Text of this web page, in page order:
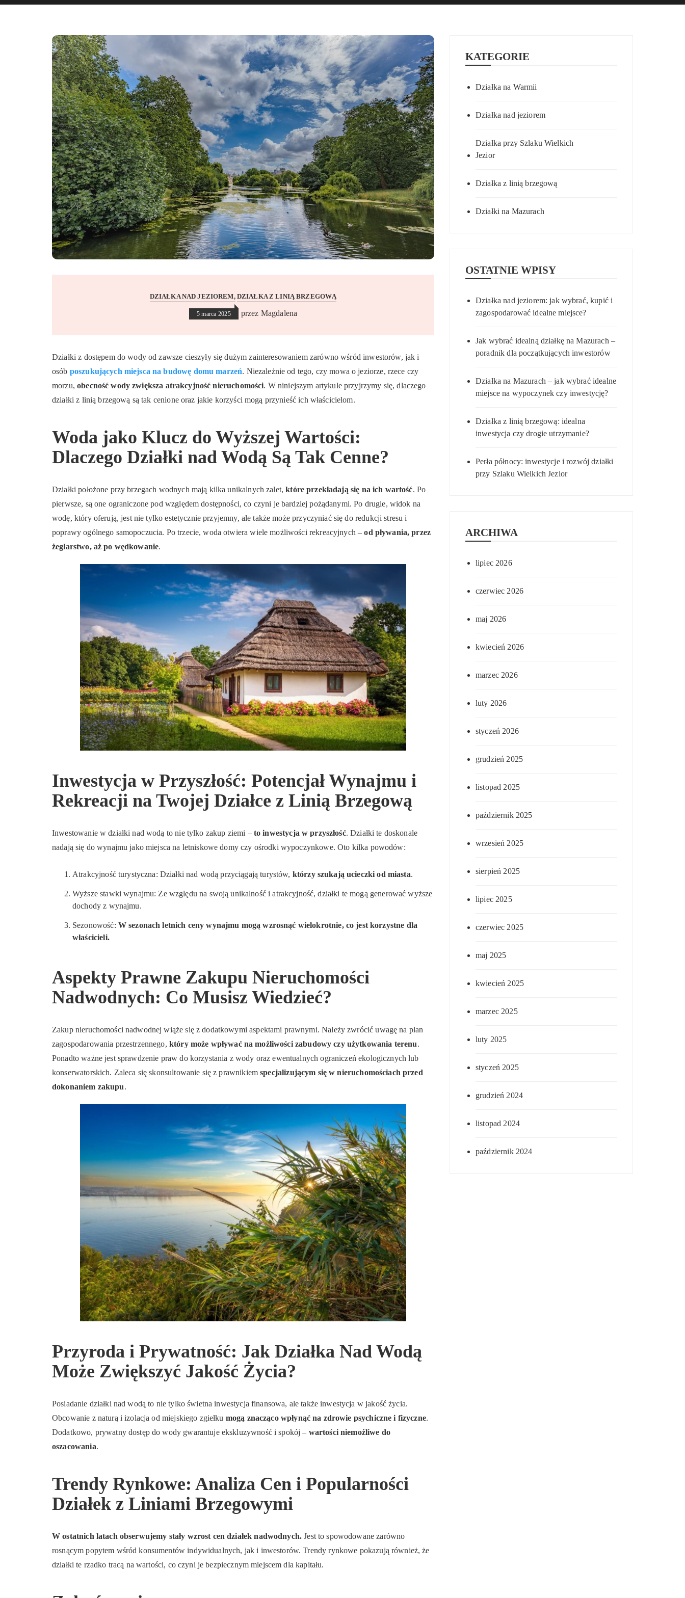
DZIAŁKA NAD JEZIOREM DZIAŁKA Z LINIĄ BRZEGOWĄ
5 marca 2025 przez Magdalena
Działki z dostępem do wody od zawsze cieszyły się dużym zainteresowaniem zarówno wśród inwestorów, jak i
osób poszukujących miejsca na budowę domu marzeń. Niezależnie od tego, czy mowa o jeziorze, rzece czy
morzu,obecność wody zwiększa atrakcyjność nieruchomości. W niniejszym artykule przyjrzymy się, dlaczego
działki z linią brzegową są tak cenione oraz jakie korzyści mogą przynieść ich właścicielom.
Woda jako Klucz do Wyższej Wartości:
Dlaczego Działki nad Wodą Są Tak Cenne?
Działki położone przy brzegach wodnych mają kilka unikalnych zalet, które przekładają się na ich wartość. Po
pierwsze, są one ograniczone pod względem dostępności, co czyni je bardziej pożądanymi. Po drugie, widok na
wodę, który oferują, jest nie tylko estetycznie przyjemny, ale także może przyczyniać się do redukcji stresu i
poprawy ogólnego samopoczucia. Po trzecie, woda otwiera wiele możliwości rekreacyjnych –od pływania, przez
żeglarstwo, aż po wędkowanie.
Inwestycja w Przyszłość: Potencjał Wynajmu i
Rekreacji na Twojej Działce z Linią Brzegową
Inwestowanie w działki nad wodą to nie tylko zakup ziemi – to inwestycja w przyszłość. Działki te doskonale
nadają się do wynajmu jako miejsca na letniskowe domy czy ośrodki wypoczynkowe. Oto kilka powodów:
Atrakcyjność turystyczna: Działki nad wodą przyciągają turystów, którzy szukają ucieczki od miasta.
Wyższe stawki wynajmu: Ze względu na swoją unikalność i atrakcyjność, działki te mogą generować wyższe
dochody z wynajmu.
Sezonowość: W sezonach letnich ceny wynajmu mogą wzrosnąć wielokrotnie, co jest korzystne dla
właścicieli.
Aspekty Prawne Zakupu Nieruchomości
Nadwodnych: Co Musisz Wiedzieć?
Zakup nieruchomości nadwodnej wiąże się z dodatkowymi aspektami prawnymi. Należy zwrócić uwagę na plan
zagospodarowania przestrzennego, który może wpływać na możliwości zabudowy czy użytkowania terenu.
Ponadto ważne jest sprawdzenie praw do korzystania z wody oraz ewentualnych ograniczeń ekologicznych lub
konserwatorskich. Zaleca się skonsultowanie się z prawnikiemspecjalizującym się w nieruchomościach przed
dokonaniem zakupu.
Przyroda i Prywatność: Jak Działka Nad Wodą
Może Zwiększyć Jakość Życia?
Posiadanie działki nad wodą to nie tylko świetna inwestycja finansowa, ale także inwestycja w jakość życia.
Obcowanie z naturą i izolacja od miejskiego zgiełku mogą znacząco wpłynąć na zdrowie psychiczne i fizyczne.
Dodatkowo, prywatny dostęp do wody gwarantuje ekskluzywność i spokój – wartości niemożliwe do
oszacowania.
Trendy Rynkowe: Analiza Cen i Popularności
Działek z Liniami Brzegowymi
W ostatnich latach obserwujemy stały wzrost cen działek nadwodnych. Jest to spowodowane zarówno
rosnącym popytem wśród konsumentów indywidualnych, jak i inwestorów. Trendy rynkowe pokazują również, że
działki te rzadko tracą na wartości, co czyni je bezpiecznym miejscem dla kapitału.
KATEGORIE
Działka na Warmii
Działka nad jeziorem
Działka przy Szlaku Wielkich
Jezior
Działka z linią brzegową
Działki na Mazurach
OSTATNIE WPISY
Działka nad jeziorem: jak wybrać, kupić i
zagospodarować idealne miejsce?
Jak wybrać idealną działkę na Mazurach –
poradnik dla początkujących inwestorów
Działka na Mazurach – jak wybrać idealne
miejsce na wypoczynek czy inwestycję?
Działka z linią brzegową: idealna
inwestycja czy drogie utrzymanie?
Perła północy: inwestycje i rozwój działki
przy Szlaku Wielkich Jezior
ARCHIWA
lipiec 2026
czerwiec 2026
maj 2026
kwiecień 2026
marzec 2026
luty 2026
styczeń 2026
grudzień 2025
listopad 2025
październik 2025
wrzesień 2025
sierpień 2025
lipiec 2025
czerwiec 2025
maj 2025
kwiecień 2025
marzec 2025
luty 2025
styczeń 2025
grudzień 2024
listopad 2024
październik 2024